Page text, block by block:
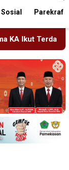
Sosial Parekraf
7 Gerak Cepat